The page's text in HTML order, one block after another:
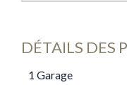
DÉTAILS DES
1 Garage